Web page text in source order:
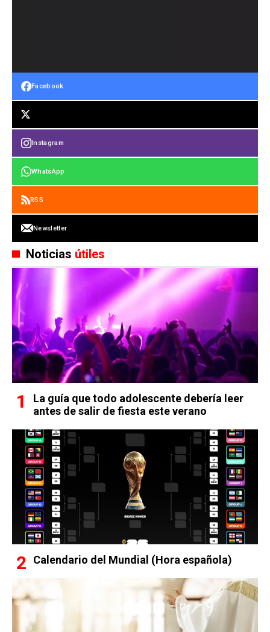
Facebook
Instagram
WhatsApp
RSS
Newsletter
Noticias útiles
La guía que todo adolescente debería leer
antes de salir de fiesta este verano
Calendario del Mundial (Hora española)